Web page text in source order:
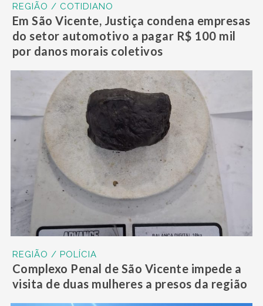
REGIÃO / COTIDIANO
Em São Vicente, Justiça condena empresas
do setor automotivo a pagar R$ 100 mil
por danos morais coletivos
REGIÃO / POLÍCIA
Complexo Penal de São Vicente impede a
visita de duas mulheres a presos da região